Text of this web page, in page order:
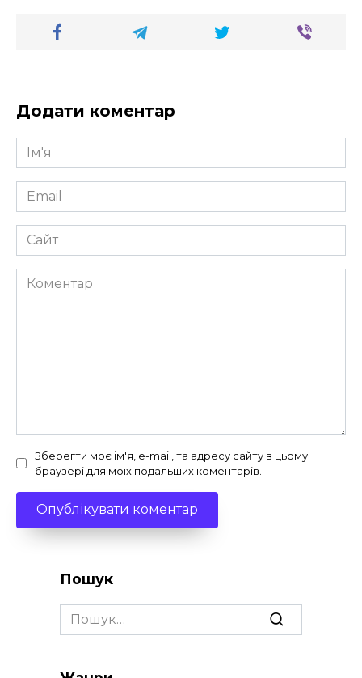
Додати коментар
Ім'я
*
Email
*
Сайт
Коментар
Зберегти моє ім'я, e-mail, та адресу сайту в цьому
браузері для моїх подальших коментарів.
Пошук
Search
for: